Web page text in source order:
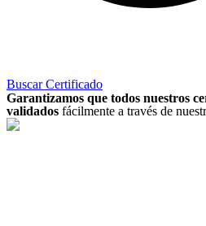
Buscar Certificado
Garantizamos que todos nuestros
validados fácilmente a través de